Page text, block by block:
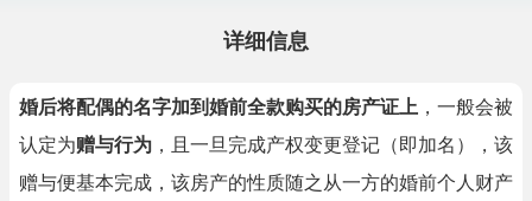
详细信息
婚后将配偶的名字加到婚前全款购买的房产证上 ，一般会被
认定为赠与行为 ，且一旦完成产权变更登记（即加名），该
赠与便基本完成，该房产的性质随之从一方的婚前个人财产